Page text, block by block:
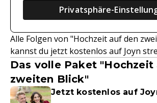
Privatsphäre-
Alle Folgen von "Hochzeit auf den
kannst du jetzt kostenlos auf Joyn
Das volle Paket "Hochzeit
zweiten Blick"
Jetzt kostenlos auf